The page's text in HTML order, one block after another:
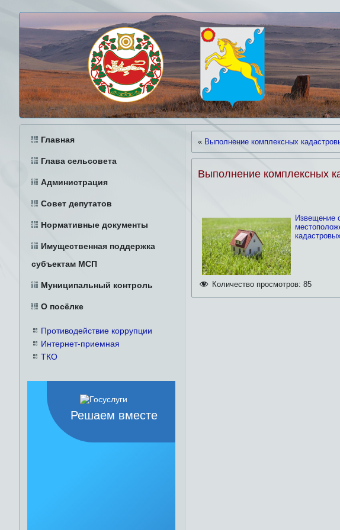
Главная
Глава сельсовета
Администрация
Совет депутатов
Нормативные документы
Имущественная поддержка
субъектам МСП
Муниципальный контроль
О посёлке
Противодействие коррупции
Интернет-приемная
ТКО
Решаем вместе
« Выполнение комплексных
Выполнение комплексных
Извещение
Количество просмотров: 85